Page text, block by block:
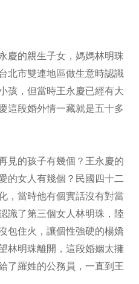
慶的親生子女，媽媽林明珠
北市雙連地區做生意時認識
孩，但當時王永慶已經有大
這段婚外情一藏就是五十多
見的孩子有幾個？王永慶的
的女人有幾個？民國四十二
，當時他有個實話沒有對當
識了第三個女人林明珠，陸
包住火，讓個性強硬的楊嬌
林明珠離開，這段婚姻太擁
了羅姓的公務員，一直到王